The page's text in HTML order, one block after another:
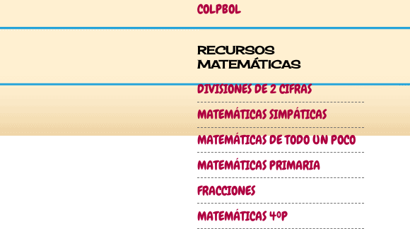
COLPBOL
RECURSOS
MATEMÁTICAS
DIVISIONES DE 2 CIFRAS
MATEMÁTICAS SIMPÁTICAS
MATEMÁTICAS DE TODO UN POCO
MATEMÁTICAS PRIMARIA
FRACCIONES
MATEMÁTICAS 4ºP